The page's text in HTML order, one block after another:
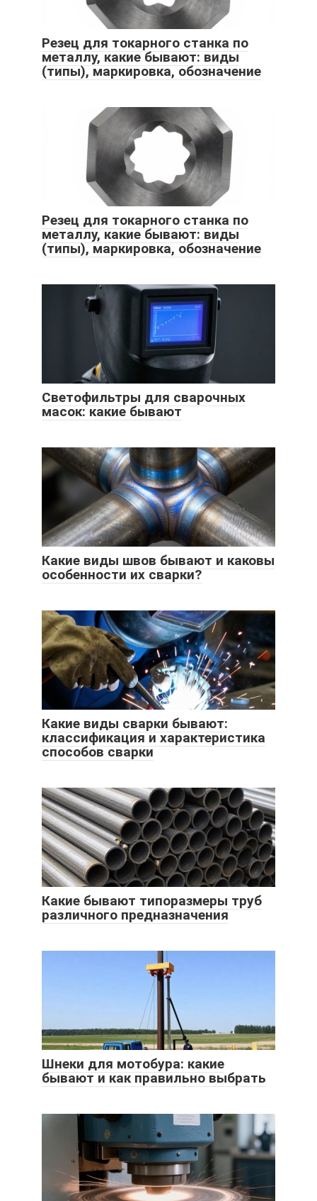
Резец для токарного станка по
металлу, какие бывают: виды
(типы), маркировка, обозначение
Резец для токарного станка по
металлу, какие бывают: виды
(типы), маркировка, обозначение
Светофильтры для сварочных
масок: какие бывают
Какие виды швов бывают и каковы
особенности их сварки?
Какие виды сварки бывают:
классификация и характеристика
способов сварки
Какие бывают типоразмеры труб
различного предназначения
Шнеки для мотобура: какие
бывают и как правильно выбрать